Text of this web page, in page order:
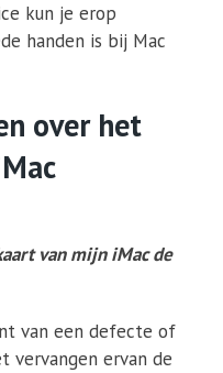
kun je erop
handen is bij Mac
over het
van mijn iMac de
van een defecte of
vervangen ervan de